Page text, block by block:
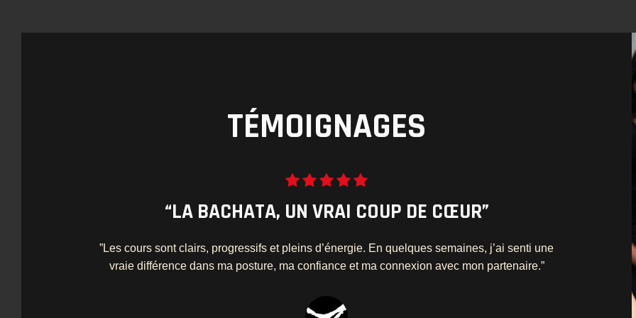
TÉMOIGNAGES
“LA BACHATA, UN VRAI COUP DE CŒUR”
”Les cours sont clairs, progressifs et pleins d’énergie. En quelques semaines, j’ai senti une
vraie différence dans ma posture, ma confiance et ma connexion avec mon partenaire.”